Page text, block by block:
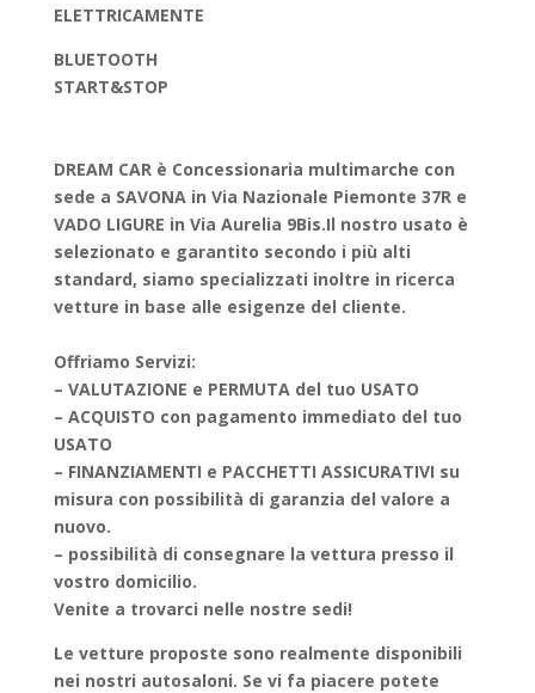
ELETTRICAMENTE
BLUETOOTH
START&STOP
DREAM CAR è Concessionaria multimarche con
sede a SAVONA in Via Nazionale Piemonte 37R e
VADO LIGURE in Via Aurelia 9Bis.Il nostro usato è
selezionato e garantito secondo i più alti
standard, siamo specializzati inoltre in ricerca
vetture in base alle esigenze del cliente.
Offriamo Servizi:
– VALUTAZIONE e PERMUTA del tuo USATO
– ACQUISTO con pagamento immediato del tuo
USATO
– FINANZIAMENTI e PACCHETTI ASSICURATIVI su
misura con possibilità di garanzia del valore a
nuovo.
– possibilità di consegnare la vettura presso il
vostro domicilio.
Venite a trovarci nelle nostre sedi!
Le vetture proposte sono realmente disponibili
nei nostri autosaloni. Se vi fa piacere potete